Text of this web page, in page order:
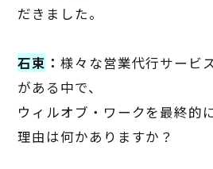
だきました。
石束 ：様々な営業代行サービ
がある中で、
ウィルオブ・ワークを最終的
理由は何かありますか？